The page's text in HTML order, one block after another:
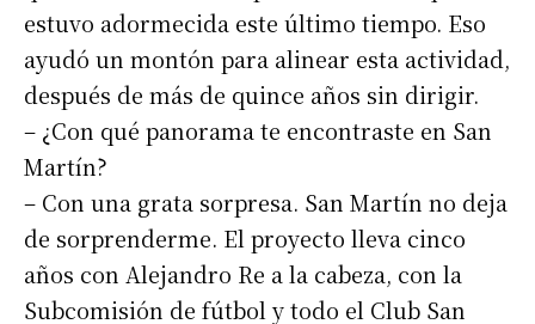
estuvo adormecida este último tiempo. Eso
ayudó un montón para alinear esta actividad,
después de más de quince años sin dirigir.
– ¿Con qué panorama te encontraste en San
Martín?
– Con una grata sorpresa. San Martín no deja
de sorprenderme. El proyecto lleva cinco
años con Alejandro Re a la cabeza, con la
Subcomisión de fútbol y todo el Club San